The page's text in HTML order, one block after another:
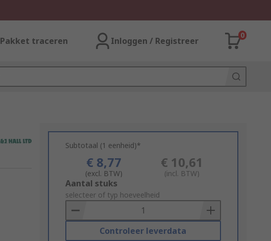
Pakket traceren Inloggen / Registreer
0
Subtotaal (1 eenheid)*
€ 8,77
(excl. BTW)
€ 10,61
(incl. BTW)
Add
to
Basket
Aantal stuks
selecteer of typ hoeveelheid
Controleer leverdata